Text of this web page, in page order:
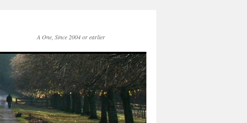
A One, Since 2004 or earlier